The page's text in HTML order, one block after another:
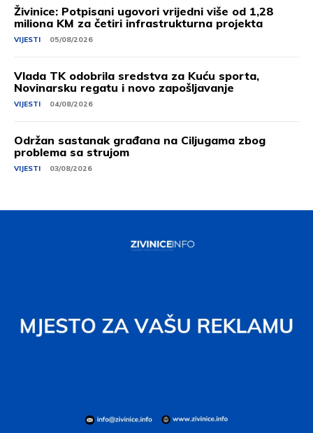
Živinice: Potpisani ugovori vrijedni više od 1,28
miliona KM za četiri infrastrukturna projekta
VIJESTI 05/08/2026
Vlada TK odobrila sredstva za Kuću sporta,
Novinarsku regatu i novo zapošljavanje
VIJESTI 04/08/2026
Održan sastanak građana na Ciljugama zbog
problema sa strujom
VIJESTI 03/08/2026